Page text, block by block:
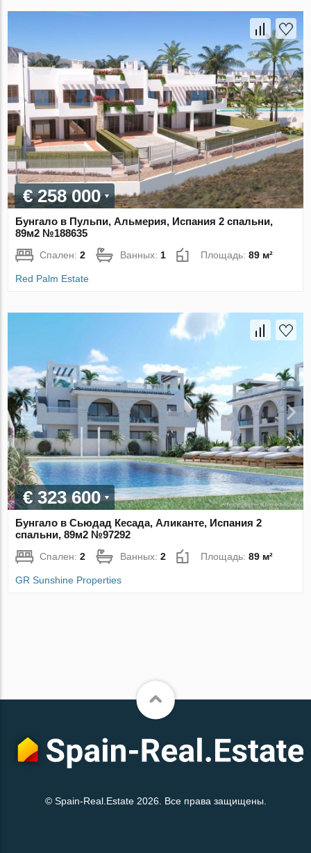
€ 258 000
Бунгало в Пульпи, Альмерия, Испания 2 спальни,
89м2 №188635
Спален:2 Ванных: 1 Площадь:89 м²
Red Palm Estate
€ 323 600
Бунгало в Сьюдад Кесада, Аликанте, Испания 2
спальни, 89м2 №97292
Спален:2 Ванных:2 Площадь:89 м²
GR Sunshine Properties
© Spain-Real.Estate 2026. Все права защищены.